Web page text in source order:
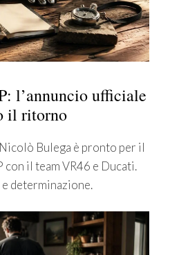
l’annuncio ufficiale
il ritorno
Bulega è pronto per il
il team VR46 e Ducati.
determinazione.